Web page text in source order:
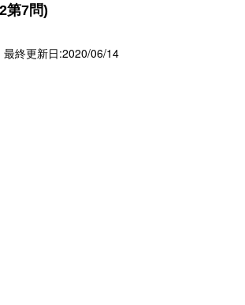
第7問)
最終更新日:2020/06/14